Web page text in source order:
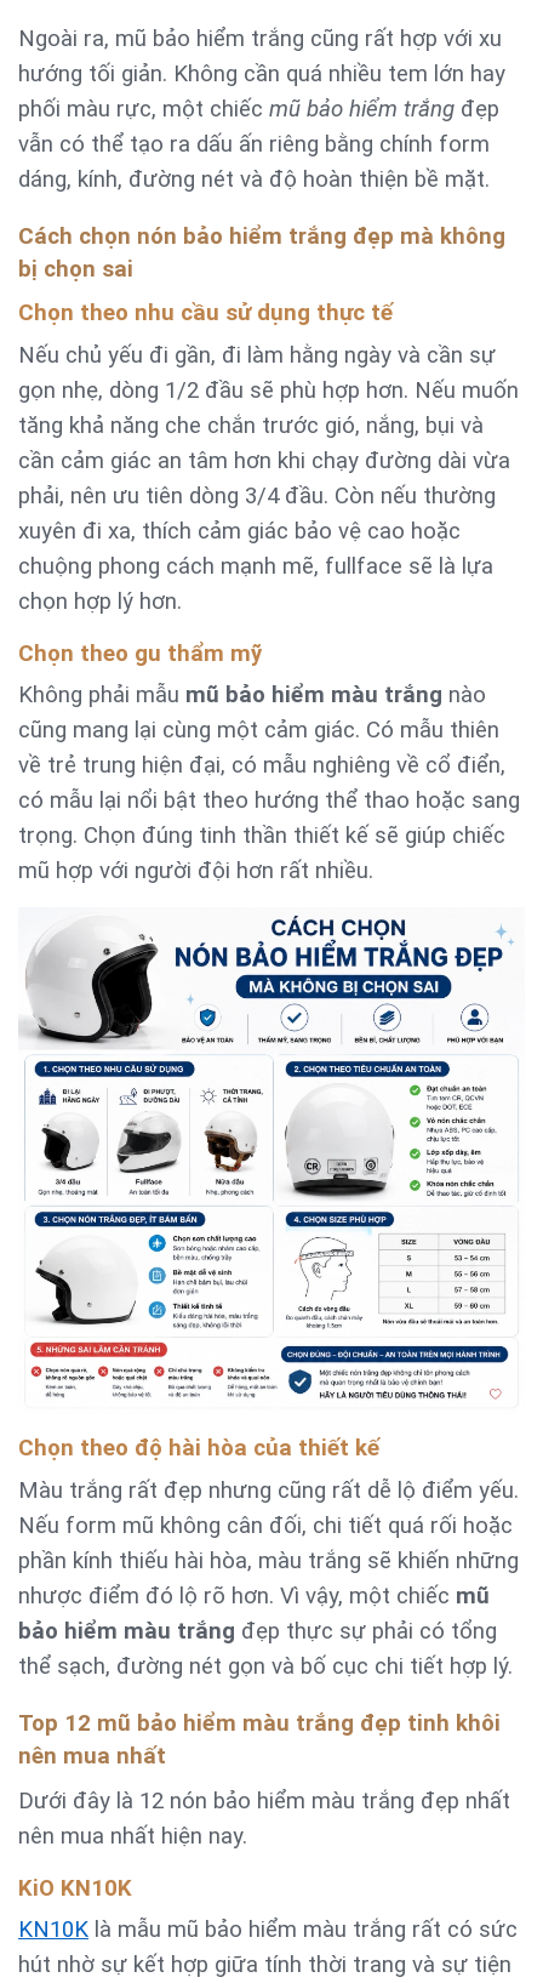
Ngoài ra, mũ bảo hiểm trắng cũng rất hợp với xu
hướng tối giản. Không cần quá nhiều tem lớn hay
phối màu rực, một chiếc mũ bảo hiểm trắng đẹp
vẫn có thể tạo ra dấu ấn riêng bằng chính form
dáng, kính, đường nét và độ hoàn thiện bề mặt.
Cách chọn nón bảo hiểm trắng đẹp mà không
bị chọn sai
Chọn theo nhu cầu sử dụng thực tế
Nếu chủ yếu đi gần, đi làm hằng ngày và cần sự
gọn nhẹ, dòng 1/2 đầu sẽ phù hợp hơn. Nếu muốn
tăng khả năng che chắn trước gió, nắng, bụi và
cần cảm giác an tâm hơn khi chạy đường dài vừa
phải, nên ưu tiên dòng 3/4 đầu. Còn nếu thường
xuyên đi xa, thích cảm giác bảo vệ cao hoặc
chuộng phong cách mạnh mẽ, fullface sẽ là lựa
chọn hợp lý hơn.
Chọn theo gu thẩm mỹ
Không phải mẫu mũ bảo hiểm màu trắng nào
cũng mang lại cùng một cảm giác. Có mẫu thiên
về trẻ trung hiện đại, có mẫu nghiêng về cổ điển,
có mẫu lại nổi bật theo hướng thể thao hoặc sang
trọng. Chọn đúng tinh thần thiết kế sẽ giúp chiếc
mũ hợp với người đội hơn rất nhiều.
Chọn theo độ hài hòa của thiết kế
Màu trắng rất đẹp nhưng cũng rất dễ lộ điểm yếu.
Nếu form mũ không cân đối, chi tiết quá rối hoặc
phần kính thiếu hài hòa, màu trắng sẽ khiến những
nhược điểm đó lộ rõ hơn. Vì vậy, một chiếc mũ
bảo hiểm màu trắng đẹp thực sự phải có tổng
thể sạch, đường nét gọn và bố cục chi tiết hợp lý.
Top 12 mũ bảo hiểm màu trắng đẹp tinh khôi
nên mua nhất
Dưới đây là 12 nón bảo hiểm màu trắng đẹp nhất
nên mua nhất hiện nay.
KiO KN10K
KN10K là mẫu mũ bảo hiểm màu trắng rất có sức
hút nhờ sự kết hợp giữa tính thời trang và sự tiện